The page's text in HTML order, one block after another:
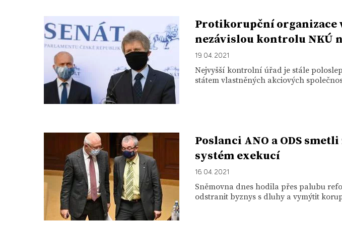
Protikorupční organizace
nezávislou kontrolu NKÚ
19. 04. 2021
Nejvyšší kontrolní úřad je stále
státem vlastněných akciových
Poslanci ANO a ODS
systém exekucí
16. 04. 2021
Sněmovna dnes hodila přes palubu
odstranit byznys s dluhy a vymýtit